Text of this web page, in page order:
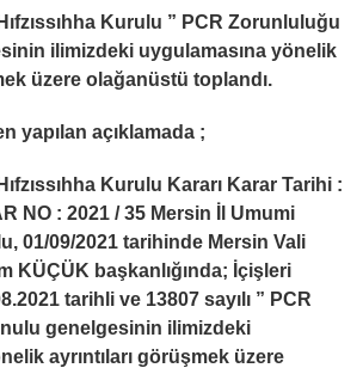
Kurulu ” PCR Zorunluluğu
ilimizdeki uygulamasına yönelik
üzere olağanüstü toplandı.
yapılan açıklamada ;
Kurulu Kararı Karar Tarihi :
NO : 2021 / 35 Mersin İl Umumi
01/09/2021 tarihinde Mersin Vali
KÜÇÜK başkanlığında; İçişleri
tarihli ve 13807 sayılı ” PCR
genelgesinin ilimizdeki
ayrıntıları görüşmek üzere